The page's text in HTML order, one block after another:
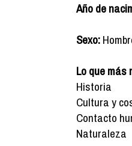
Año de
Sexo:
Lo que más
Historia
Cultura y
Contacto
Naturaleza